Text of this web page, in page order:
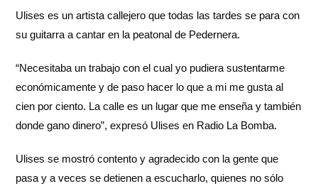
Ulises es un artista callejero que todas las tardes se para con
su guitarra a cantar en la peatonal de Pedernera.
“Necesitaba un trabajo con el cual yo pudiera sustentarme
económicamente y de paso hacer lo que a mi me gusta al
cien por ciento. La calle es un lugar que me enseña y también
donde gano dinero”, expresó Ulises en Radio La Bomba.
Ulises se mostró contento y agradecido con la gente que
pasa y a veces se detienen a escucharlo, quienes no sólo